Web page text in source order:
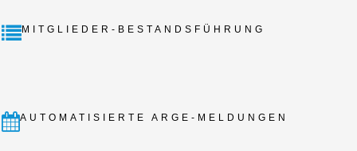
MITGLIEDER-BESTANDSFÜHRUNG
AUTOMATISIERTE ARGE-MELDUNGEN